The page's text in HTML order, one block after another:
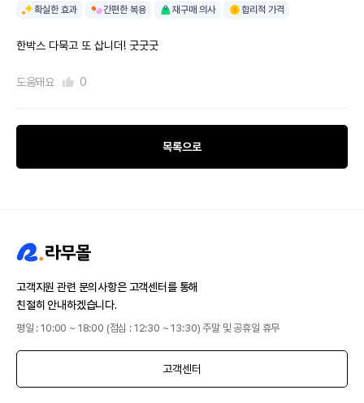
확실한 효과 간편한 복용 재구매 의사 합리적 가격
한박스 다묵고 또 삽니더! 굿굿굿
도움돼요 0
목록으로
고객지원 관련 문의사항은 고객센터를 통해
친절히 안내하겠습니다.
평일 : 10:00 ~ 18:00 (점심 : 12:30 ~ 13:30) 주말 및 공휴일 휴무
고객센터